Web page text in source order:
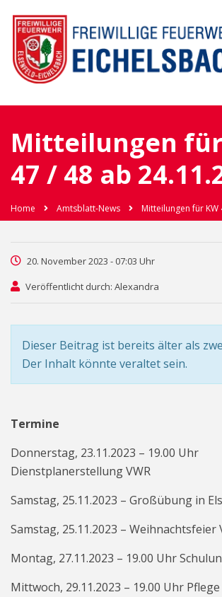
Mitteilungen
47 / 48 ab
Home Amtsblatt-News Mitteilungen für KW
20. November 2023 - 07:03 Uhr
Veröffentlicht durch: Alexandra
Dieser Beitrag ist bereits älter als
Der Inhalt könnte veraltet sein.
Termine
Donnerstag, 23.11.2023 – 19.00 Uhr
Dienstplanerstellung VWR
Samstag, 25.11.2023 – Großübung in
Samstag, 25.11.2023 – Weihnachtsfeier
Montag, 27.11.2023 – 19.00 Uhr
Mittwoch, 29.11.2023 – 19.00 Uhr